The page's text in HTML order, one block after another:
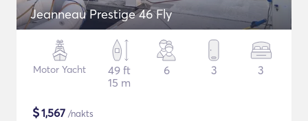
Jeanneau Prestige 46 Fly
Motor Yacht
49 ft
15 m
6 3 3
$1,567 /nakts